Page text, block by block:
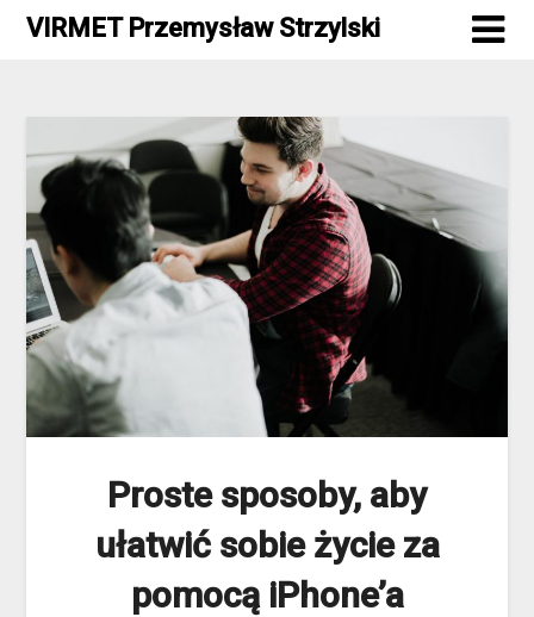
SkipVIRMET Przemysław Strzylski
Proste sposoby, aby
ułatwić sobie życie za
pomocą iPhone’a